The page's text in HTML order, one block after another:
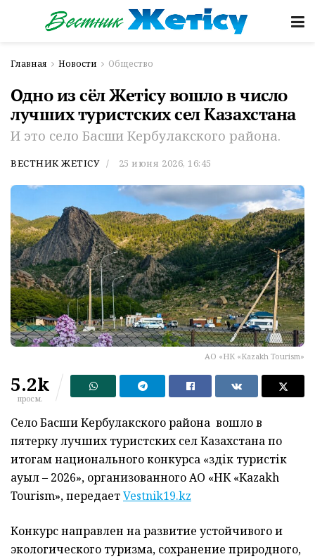
Главная Новости Общество
Одно из сёл Жетісу вошло в число
лучших туристских сел Казахстана
И это село Басши Кербулакского района.
ВЕСТНИК ЖЕТІСУ 25 июня 2026, 16:45
АО «НК «Kazakh Tourism»
5.2k
просм.
Село Басши Кербулакского района вошло в
пятерку лучших туристских сел Казахстана по
итогам национального конкурса «Үздік туристік
ауыл – 2026», организованного АО «НК «Kazakh
Tourism», передаетVestnik19.kz
Конкурс направлен на развитие устойчивого и
экологического туризма, сохранение природного,